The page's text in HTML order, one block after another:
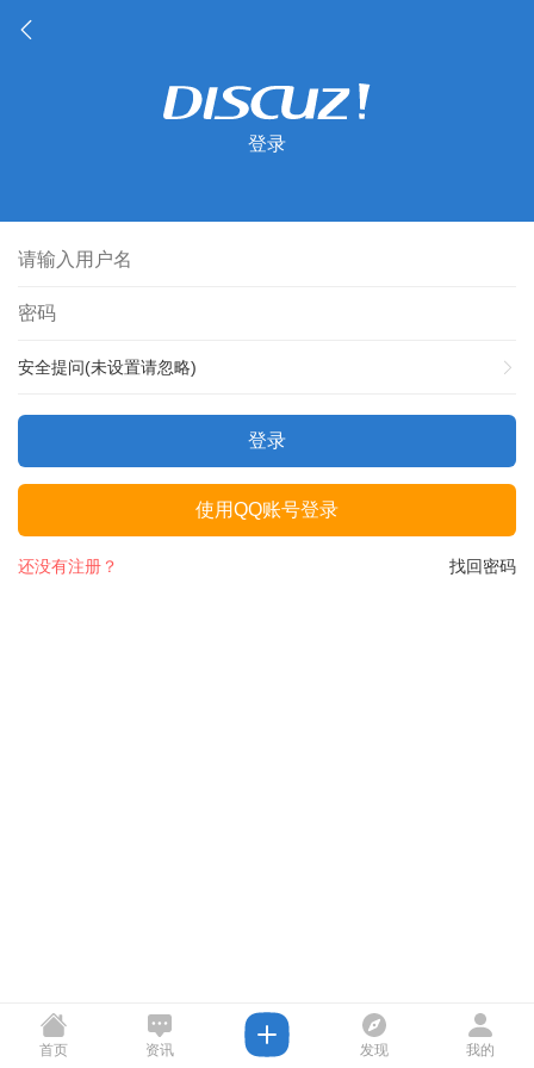
登录
安全提问(未设置请忽略)
登录
使用QQ账号登录
找回密码
还没有注册？
首页 资讯 发现 我的